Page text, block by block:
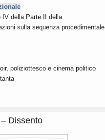
IV della Parte II della
sulla sequenza procedimentale
poliziottesco e cinema politico
Dissento